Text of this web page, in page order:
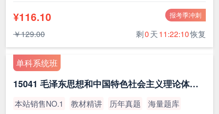
报考季冲刺
¥116.10
￥129.00 剩0天11:22:10恢复
单科系统班
15041 毛泽东思想和中国特色社会主义理论体系概论（最新版）
本站销售NO.1 教材精讲 历年真题
海量题库